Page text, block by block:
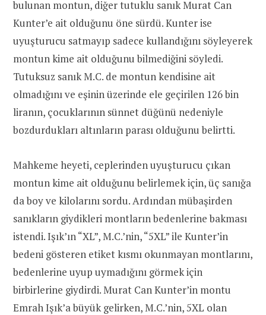
bulunan montun, diğer tutuklu sanık Murat Can
Kunter’e ait olduğunu öne sürdü. Kunter ise
uyuşturucu satmayıp sadece kullandığını söyleyerek
montun kime ait olduğunu bilmediğini söyledi.
Tutuksuz sanık M.C. de montun kendisine ait
olmadığını ve eşinin üzerinde ele geçirilen 126 bin
liranın, çocuklarının sünnet düğünü nedeniyle
bozdurdukları altınların parası olduğunu belirtti.
Mahkeme heyeti, ceplerinden uyuşturucu çıkan
montun kime ait olduğunu belirlemek için, üç sanığa
da boy ve kilolarını sordu. Ardından mübaşirden
sanıkların giydikleri montların bedenlerine bakması
istendi. Işık’ın “XL”, M.C.’nin, “5XL” ile Kunter’in
bedeni gösteren etiket kısmı okunmayan montlarını,
bedenlerine uyup uymadığını görmek için
birbirlerine giydirdi. Murat Can Kunter’in montu
Emrah Işık’a büyük gelirken, M.C.’nin, 5XL olan